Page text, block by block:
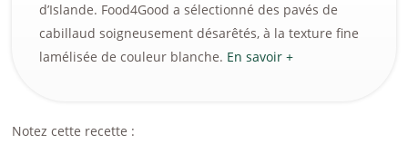
d’Islande. Food4Good a sélectionné des pavés de
cabillaud soigneusement désarêtés, à la texture fine
lamélisée de couleur blanche. En savoir +
Notez cette recette :